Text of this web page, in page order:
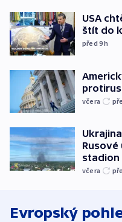
USA
štít do
před 9h
včera
Rusové
stadion
včera
Evropský